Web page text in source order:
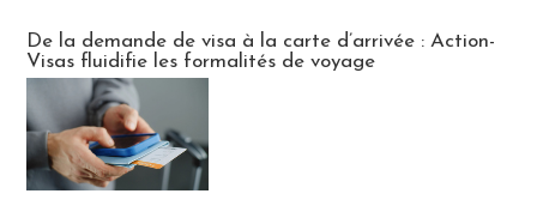
De la demande de visa à la carte d’arrivée : Action-
Visas fluidifie les formalités de voyage